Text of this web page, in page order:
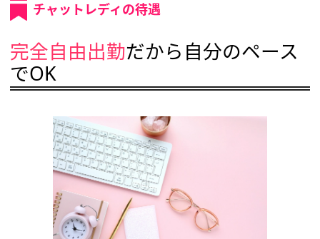
チャットレディの待遇
完全自由出勤だから自分のペース
でOK